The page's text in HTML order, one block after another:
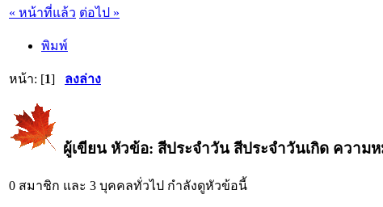
« หน้าที่แล้ว ต่อไป »
พิมพ์
หน้า: [1] ลงล่าง
ผู้เขียน หัวข้อ: สีประจำวัน สีประจำวันเกิด ความ
0 สมาชิก และ 3 บุคคลทั่วไป กำลังดูหัวข้อนี้